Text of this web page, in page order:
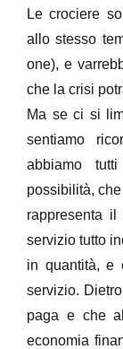
Le crociere
allo stesso
one), e
che la crisi
Ma se ci si
sentiamo
abbiamo
possibilità,
rappresenta
servizio tutto
in quantità, e
servizio.
paga e che
economia